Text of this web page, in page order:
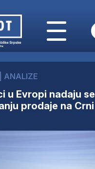
ANALIZE
u Evropi nadaju se
prodaje na Crni